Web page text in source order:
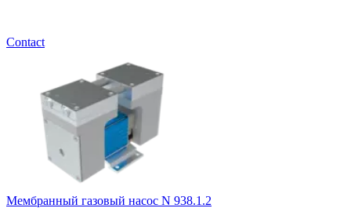
Contact
Мембранный газовый насос N 938.1.2